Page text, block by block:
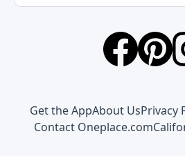
Get the AppAbout UsPrivacy
Contact Oneplace.com